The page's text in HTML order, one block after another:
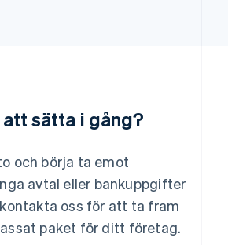
sätta i gång?
och börja ta emot
avtal eller bankuppgifter
oss för att ta fram
paket för ditt företag.
English